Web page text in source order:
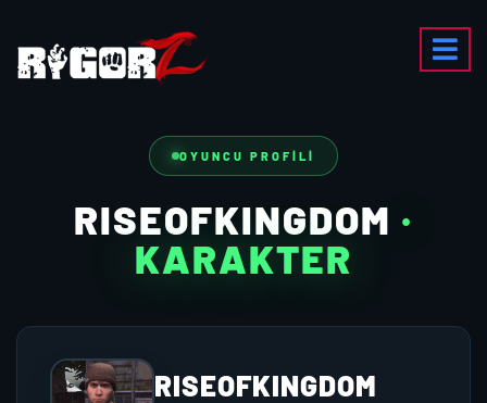
OYUNCU PROFILI
RISEOFKINGDOM ·
KARAKTER
RISEOFKINGDOM